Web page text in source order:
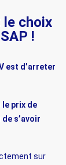
le choix
!
est d’arreter
prix de
s’avoir
sur